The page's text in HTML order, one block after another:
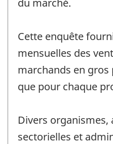
Cette enquête
mensuelles des
marchands en gros
que pour chaque
Divers organismes,
sectorielles et